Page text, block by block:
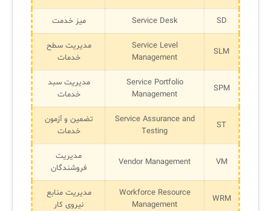
SD
Service Desk میز خدمت
SLM
Service Level
Management
مدیریت سطح
خدمات
SPM
Service Portfolio
Management
مدیریت سبد
خدمات
ST
Service Assurance and
Testing
تضمین و آزمون
خدمات
VM
Vendor Management
مدیریت
فروشندگان
WRM
Workforce Resource
Management
مدیریت منابع
نیروی کار